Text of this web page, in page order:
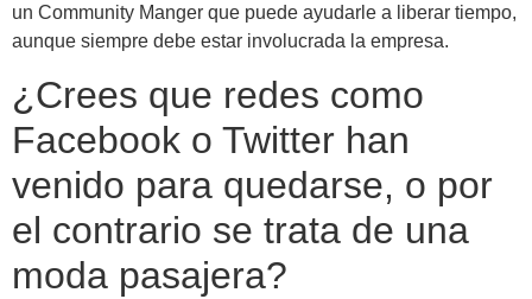
un Community Manger que puede ayudarle a liberar tiempo,
aunque siempre debe estar involucrada la empresa.
¿Crees que redes como
Facebook o Twitter han
venido para quedarse, o por
el contrario se trata de una
moda pasajera?